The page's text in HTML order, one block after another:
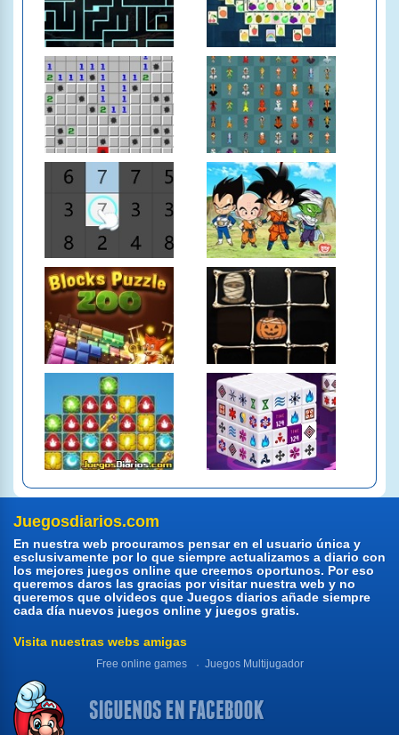
Juegosdiarios.com
En nuestra web procuramos pensar en el usuario única y
esclusivamente por lo que siempre actualizamos a diario con
los mejores juegos online que creemos oportunos. Por eso
queremos daros las gracias por visitar nuestra web y no
queremos que olvideos que Juegos diarios añade siempre
cada día nuevos juegos online y juegos gratis.
Visita nuestras webs amigas
Free online games Juegos Multijugador